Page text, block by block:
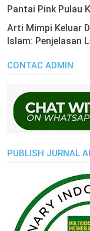
Pantai Pink Pulau
Arti Mimpi Keluar
Islam: Penjelasan
CONTAC ADMIN
PUBLISH JURNAL